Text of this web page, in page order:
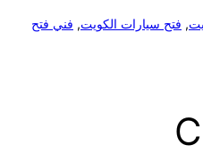
, فتح سيارات الكويت, فني فتح